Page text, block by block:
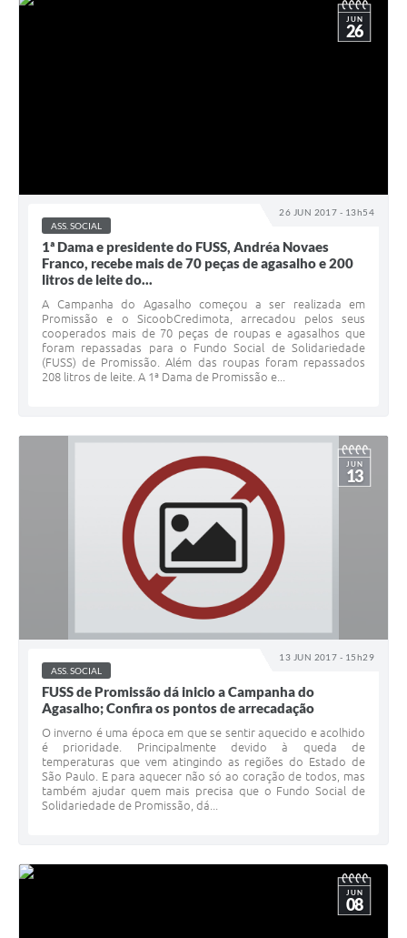
26 JUN 2017 - 13h54
JUN
26
ASS. SOCIAL
1ª Dama e presidente do FUSS, Andréa Novaes
Franco, recebe mais de 70 peças de agasalho e 200
litros de leite do...
A Campanha do Agasalho começou a ser realizada em
Promissão e o SicoobCredimota, arrecadou pelos seus
cooperados mais de 70 peças de roupas e agasalhos que
foram repassadas para o Fundo Social de Solidariedade
(FUSS) de Promissão. Além das roupas foram repassados
208 litros de leite. A 1ª Dama de Promissão e...
13 JUN 2017 - 15h29
JUN
13
ASS. SOCIAL
FUSS de Promissão dá inicio a Campanha do
Agasalho; Confira os pontos de arrecadação
O inverno é uma época em que se sentir aquecido e acolhido
é prioridade. Principalmente devido à queda de
temperaturas que vem atingindo as regiões do Estado de
São Paulo. E para aquecer não só ao coração de todos, mas
também ajudar quem mais precisa que o Fundo Social de
Solidariedade de Promissão, dá...
JUN
08